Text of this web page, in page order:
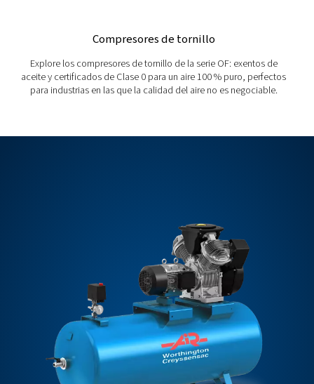
¿Desea obtener más consejos sobre conectividad
ayuda para seleccionar el controlador adecuado?
contacto con nosotros hoy mismo para obtener
personalizado para adaptarse a sus operaciones.